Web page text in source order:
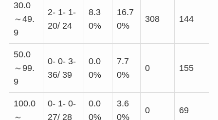
30.0
～49.
9
2- 1- 1-
20/ 24
8.3
0%
16.7
0%
308 144
50.0
～99.
9
0- 0- 3-
36/ 39
0.0
0%
7.7
0%
0 155
100.0
～
0- 1- 0-
27/ 28
0.0
0%
3.6
0%
0 69